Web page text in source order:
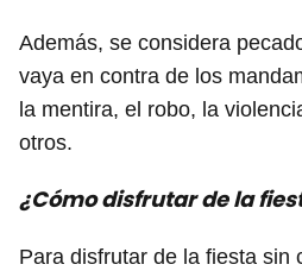
Además, se considera
vaya en contra de los
la mentira, el robo, la
otros.
¿Cómo disfrutar de la
Para disfrutar de la fiesta sin